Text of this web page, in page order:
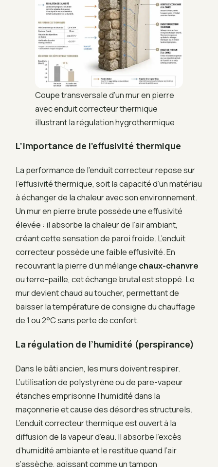
Coupe transversale d’un mur en pierre
avec enduit correcteur thermique
illustrant la régulation hygrothermique
L’importance de l’effusivité thermique
La performance de l’enduit correcteur repose sur
l’effusivité thermique, soit la capacité d’un matériau
à échanger de la chaleur avec son environnement.
Un mur en pierre brute possède une effusivité
élevée : il absorbe la chaleur de l’air ambiant,
créant cette sensation de paroi froide. L’enduit
correcteur possède une faible effusivité. En
recouvrant la pierre d’un mélange chaux-chanvre
ou terre-paille, cet échange brutal est stoppé. Le
mur devient chaud au toucher, permettant de
baisser la température de consigne du chauffage
de 1 ou 2°C sans perte de confort.
La régulation de l’humidité (perspirance)
Dans le bâti ancien, les murs doivent respirer.
L’utilisation de polystyrène ou de pare-vapeur
étanches emprisonne l’humidité dans la
maçonnerie et cause des désordres structurels.
L’enduit correcteur thermique est ouvert à la
diffusion de la vapeur d’eau. Il absorbe l’excès
d’humidité ambiante et le restitue quand l’air
s’assèche, agissant comme un tampon